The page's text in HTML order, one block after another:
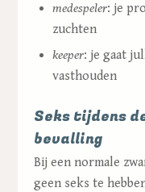
medespeler: je
zuchten
keeper: je gaat
vasthouden
Seks tijdens
bevalling
Bij een normale
geen seks te